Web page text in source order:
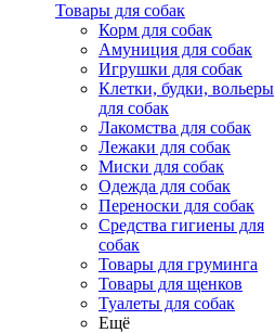
Товары для собак
Корм для собак
Амуниция для собак
Игрушки для собак
Клетки, будки, вольеры
для собак
Лакомства для собак
Лежаки для собак
Миски для собак
Одежда для собак
Переноски для собак
Средства гигиены для
собак
Товары для груминга
Товары для щенков
Туалеты для собак
Ещё